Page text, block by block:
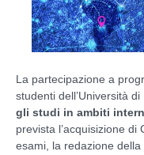
La partecipazione a
studenti dell’Università
gli studi in ambiti
prevista l’acquisizione
esami, la redazione